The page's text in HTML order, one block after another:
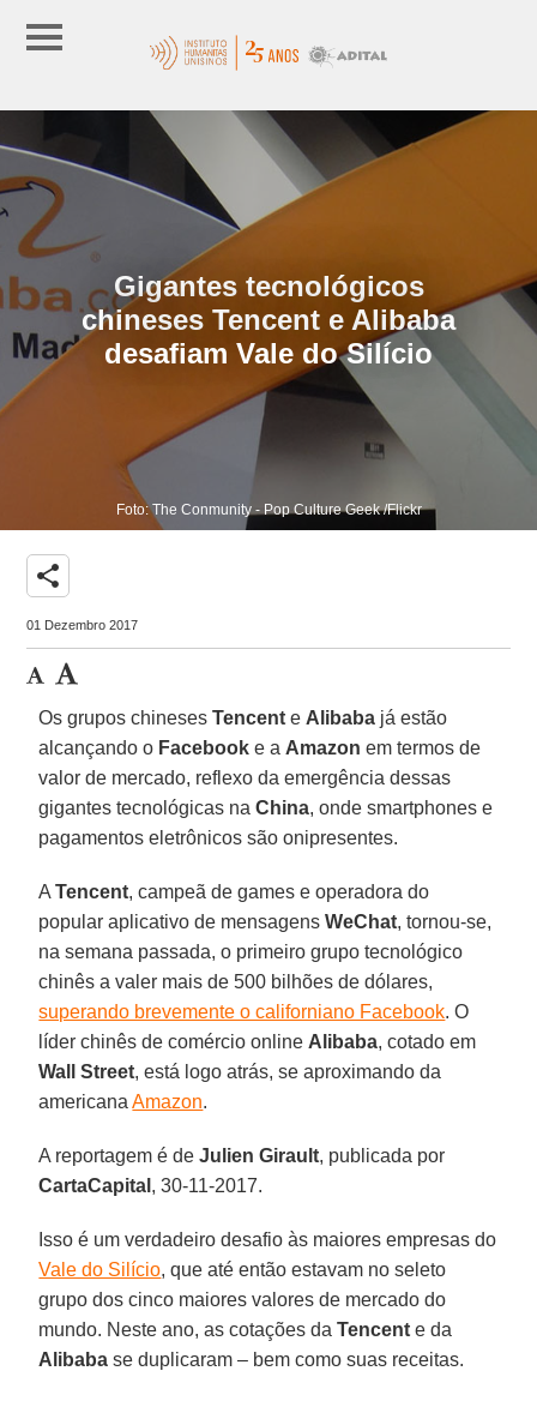
Gigantes tecnológicos
chineses Tencent e Alibaba
desafiam Vale do Silício
Foto: The Conmunity - Pop Culture Geek /Flickr
share
01 Dezembro 2017
Os grupos chinesesTencent e Alibaba já estão
alcançando o Facebook e a Amazon em termos de
valor de mercado, reflexo da emergência dessas
gigantes tecnológicas naChina, onde smartphones e
pagamentos eletrônicos são onipresentes.
ATencent, campeã de games e operadora do
popular aplicativo de mensagensWeChat, tornou-se,
na semana passada, o primeiro grupo tecnológico
chinês a valer mais de 500 bilhões de dólares,
superando brevemente o californiano Facebook. O
líder chinês de comércio online Alibaba, cotado em
Wall Street, está logo atrás, se aproximando da
americanaAmazon.
A reportagem é deJulien Girault, publicada por
CartaCapital , 30-11-2017.
Isso é um verdadeiro desafio às maiores empresas do
Vale do Silício, que até então estavam no seleto
grupo dos cinco maiores valores de mercado do
mundo. Neste ano, as cotações daTencent e da
Alibaba se duplicaram – bem como suas receitas.